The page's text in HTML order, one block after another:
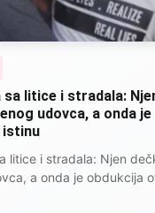
sa litice i stradala:
udovca, a onda
istinu
litice i stradala: Njen
a onda je obdukcija